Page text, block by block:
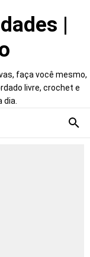
|
faça você mesmo,
livre, crochet e